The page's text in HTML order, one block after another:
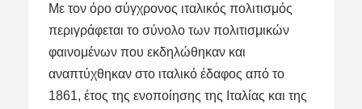
Με τον όρο σύγχρονος ιταλικός πολιτισμός
περιγράφεται το σύνολο των πολιτισμικών
φαινομένων που εκδηλώθηκαν και
αναπτύχθηκαν στο ιταλικό έδαφος από το
1861, έτος της ενοποίησης της Ιταλίας και της